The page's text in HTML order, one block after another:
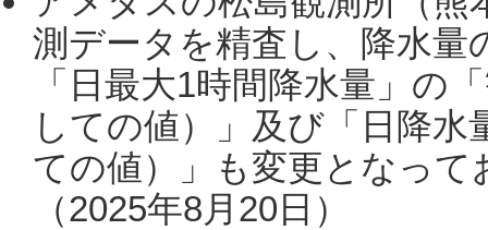
測データを精査し、降水
「日最大1時間降水量」の
しての値）」及び「日降
ての値）」も変更となっ
（2025年8月20日）